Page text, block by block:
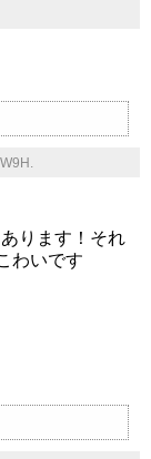
ります！それ
わいです